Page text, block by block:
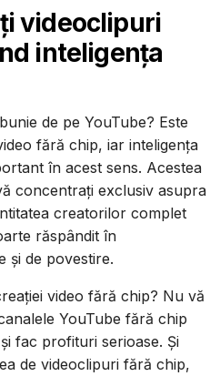
videoclipuri
inteligența
de pe YouTube? Este
fără chip, iar inteligența
în acest sens. Acestea
concentrați exclusiv asupra
creatorilor complet
răspândit în
și de povestire.
video fără chip? Nu vă
YouTube fără chip
fac profituri serioase. Și
de videoclipuri fără chip,